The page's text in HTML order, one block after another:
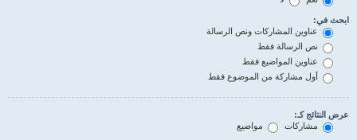
ابحث في:
عناوين المشاركات ونص الرسالة
نص الرسالة فقط
عناوين المواضيع فقط
أول مشاركة من الموضوع فقط
عرض النتائج كـ:
مشاركات
مواضيع